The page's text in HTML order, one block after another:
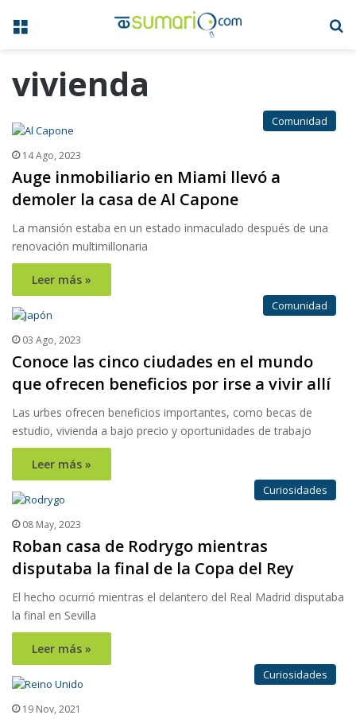
Menú
vivienda
Comunidad
14 Ago, 2023
Auge inmobiliario en Miami llevó a
demoler la casa de Al Capone
La mansión estaba en un estado inmaculado después de una
renovación multimillonaria
Leer más »
Comunidad
03 Ago, 2023
Conoce las cinco ciudades en el mundo
que ofrecen beneficios por irse a vivir allí
Las urbes ofrecen beneficios importantes, como becas de
estudio, vivienda a bajo precio y oportunidades de trabajo
Leer más »
Curiosidades
08 May, 2023
Roban casa de Rodrygo mientras
disputaba la final de la Copa del Rey
El hecho ocurrió mientras el delantero del Real Madrid disputaba
la final en Sevilla
Leer más »
Curiosidades
19 Nov, 2021